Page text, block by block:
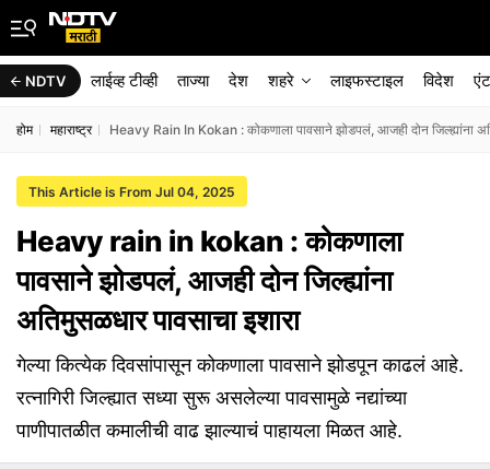
NDTV लाईव्ह टीव्ही ताज्या देश शहरे लाइफस्टाइल विदेश
होम महाराष्ट्र Heavy Rain In Kokan : कोकणाला पावसाने झोडपलं, आजही दोन जिल्ह्यांना
This Article is From Jul 04, 2025
Heavy rain in kokan : कोकणाला
पावसाने झोडपलं, आजही दोन जिल्ह्यांना
अतिमुसळधार पावसाचा इशारा
गेल्या कित्येक दिवसांपासून कोकणाला पावसाने झोडपून काढलं आहे.
रत्नागिरी जिल्ह्यात सध्या सुरू असलेल्या पावसामुळे नद्यांच्या
पाणीपातळीत कमालीची वाढ झाल्याचं पाहायला मिळत आहे.